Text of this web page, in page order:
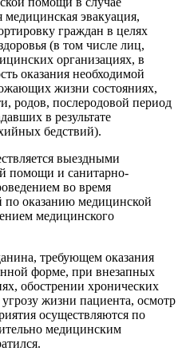
медицинская эвакуация,
граждан в целях
(в том числе лиц,
организациях, в
оказания необходимой
жизни состояниях,
родов, послеродовой период
в результате
бедствий).
выездными
помощи и санитарно-
во время
по оказанию медицинской
медицинского
требующем оказания
форме, при внезапных
обострении хронических
жизни пациента, осмотр
осуществляются по
медицинским